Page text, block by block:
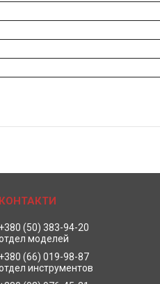
+380 (50) 383-94-20
моделей
+380 (66) 019-98-87
инструментов